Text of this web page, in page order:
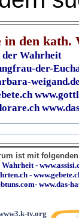
in den kath.
der Wahrheit
der-
ist mit
Wahrheit-
-
- www.das-
tv.org